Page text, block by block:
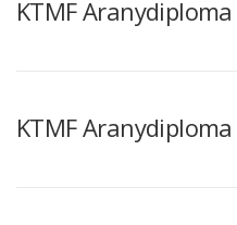
KTMF
KTMF